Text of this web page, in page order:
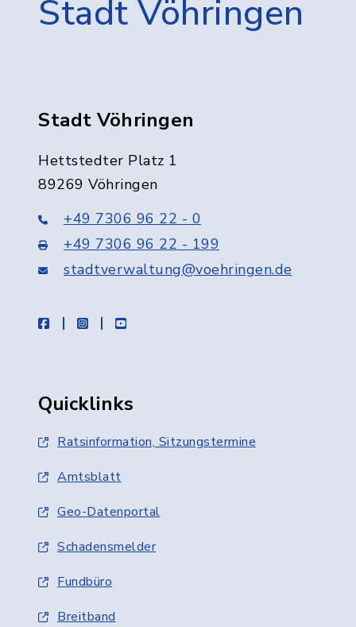
Stadt Vöhringen
Stadt Vöhringen
Hettstedter Platz 1
89269 Vöhringen
+49 7306 96 22 - 0
+49 7306 96 22 - 199
stadtverwaltung@voehringen.de
facebookinstagramyoutube
Quicklinks
Ratsinformation, Sitzungstermine
Amtsblatt
Geo-Datenportal
Schadensmelder
Fundbüro
Breitband